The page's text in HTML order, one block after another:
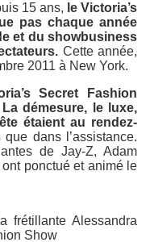
15 ans, le Victoria’s
pas chaque année
et du showbusiness
Cette année,
2011 à New York.
Secret Fashion
démesure, le luxe,
étaient au rendez-
dans l’assistance.
de Jay-Z, Adam
ponctué et animé le